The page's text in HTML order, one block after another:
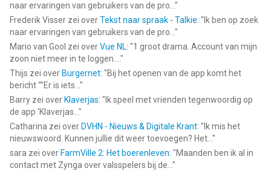
naar ervaringen van gebruikers van de pro... "
Frederik Visser zei overTekst naar spraak - Talkie: " Ik ben op zoek
naar ervaringen van gebruikers van de pro... "
Mario van Gool zei overVue NL: "1 groot drama. Account van mijn
zoon niet meer in te loggen.... "
Thijs zei over Burgernet: "Bij het openen van de app komt het
bericht ""Er is iets... "
Barry zei over Klaverjas: " Ik speel met vrienden tegenwoordig op
de app ‘Klaverjas... "
Catharina zei over DVHN - Nieuws & Digitale Krant: " Ik mis het
nieuwswoord. Kunnen jullie dit weer toevoegen? Het... "
sara zei over FarmVille 2: Het boerenleven: "Maanden ben ik al in
contact met Zynga over valsspelers bij de... "